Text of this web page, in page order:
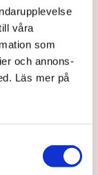
våra
som
och annons-
Läs mer på
egna